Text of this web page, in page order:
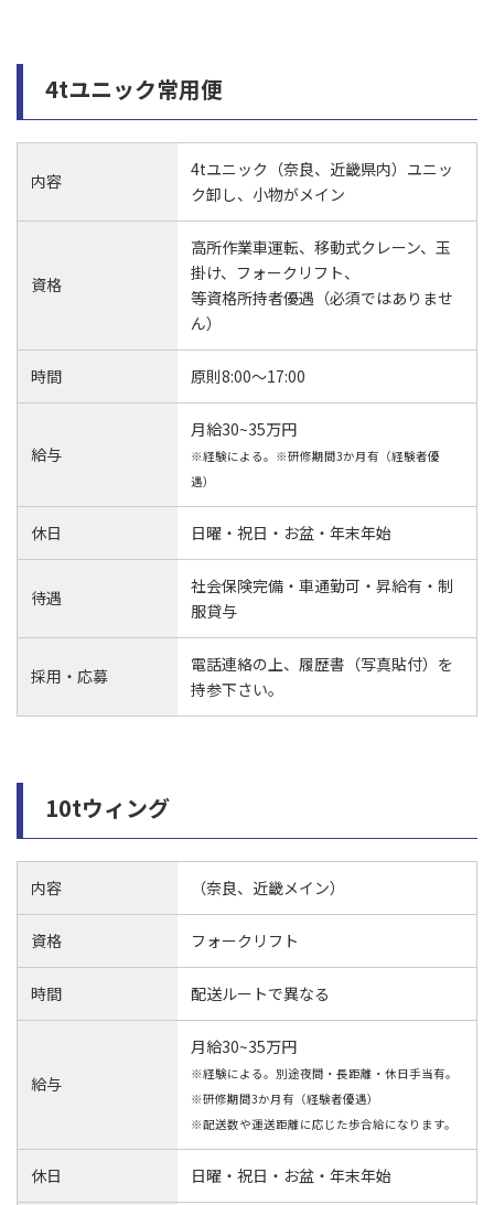
4tユニック常用便
内容
4tユニック（奈良、近畿県内）ユニッ
ク卸し、小物がメイン
資格
高所作業車運転、移動式クレーン、玉
掛け、フォークリフト、
等資格所持者優遇（必須ではありませ
ん）
時間 原則8:00～17:00
給与
月給30~35万円
※経験による。※研修期間3か月有（経験者優
遇）
休日 日曜・祝日・お盆・年末年始
待遇
社会保険完備・車通勤可・昇給有・制
服貸与
採用・応募
電話連絡の上、履歴書（写真貼付）を
持参下さい。
10tウィング
内容 （奈良、近畿メイン）
資格 フォークリフト
時間 配送ルートで異なる
給与
月給30~35万円
※経験による。別途夜間・長距離・休日手当有。
※研修期間3か月有（経験者優遇）
※配送数や運送距離に応じた歩合給になります。
休日 日曜・祝日・お盆・年末年始